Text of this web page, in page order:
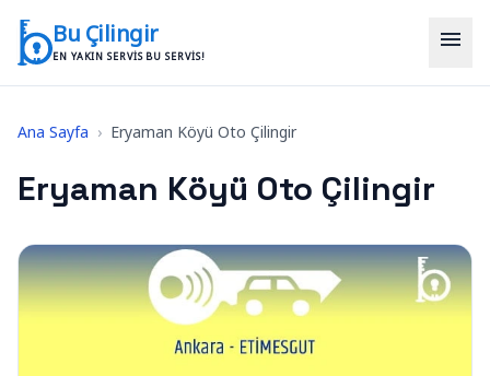
Bu Çilingir
EN YAKIN SERVIS BU SERVIS!
menu
Ana Sayfa › Eryaman Köyü Oto Çilingir
Eryaman Köyü Oto Çilingir